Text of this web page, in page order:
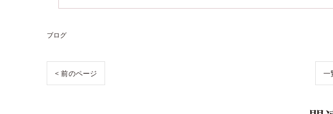
ブログ
< 前のページ 一